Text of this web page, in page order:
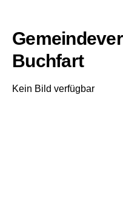
Buchfart
Kein Bild verfügbar